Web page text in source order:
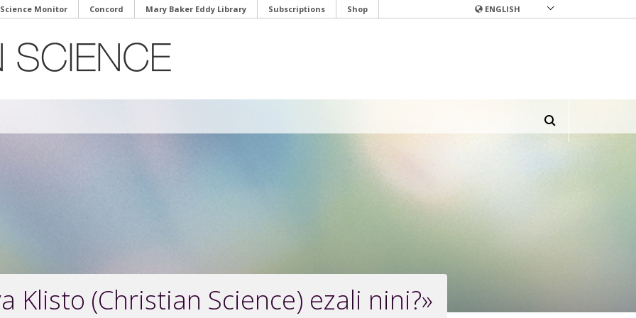
Monitor Concord Mary Baker Eddy Library Subscriptions Shop ENGLISH
Klisto (Christian Science) ezali nini?»